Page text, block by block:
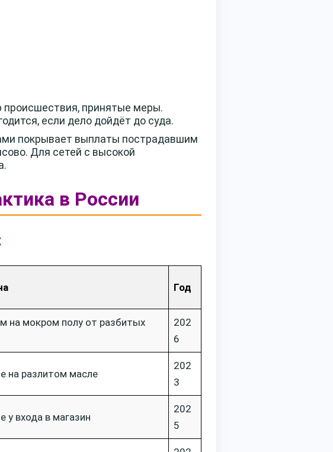
происшествия, принятые меры.
если дело дойдёт до суда.
покрывает выплаты пострадавшим
Для сетей с высокой
в России
Год
на мокром полу от разбитых
202
6
на разлитом масле
202
3
у входа в магазин
202
5